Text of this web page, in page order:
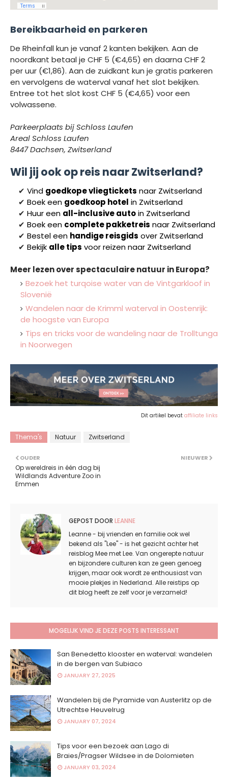
Bereikbaarheid en parkeren
De Rheinfall kun je vanaf 2 kanten bekijken. Aan de
noordkant betaal je CHF 5 (€4,65) en daarna CHF 2
per uur (€1,86). Aan de zuidkant kun je gratis parkeren
en vervolgens de waterval vanaf het slot bekijken.
Entree tot het slot kost CHF 5 (€4,65) voor een
volwassene.
Parkeerplaats bij Schloss Laufen
Areal Schloss Laufen
8447 Dachsen, Zwitserland
Wil jij ook op reis naar Zwitserland?
✔ Vind goedkope vliegtickets naar Zwitserland
✔ Boek een goedkoop hotel in Zwitserland
✔ Huur een all-inclusive autoin Zwitserland
✔ Boek een complete pakketreis naar Zwitserland
✔ Bestel een handige reisgids over Zwitserland
✔ Bekijk alle tips voor reizen naar Zwitserland
Meer lezen over spectaculaire natuur in Europa?
Bezoek het turqoise water van de Vintgarkloof in
Slovenië
Wandelen naar de Krimml waterval in Oostenrijk:
de hoogste van Europa
Tips en tricks voor de wandeling naar de Trolltunga
in Noorwegen
Dit artikel bevat affiliate links
Thema's Natuur Zwitserland
NIEUWER
OUDER
Op wereldreis in één dag bij
Wildlands Adventure Zoo in
Emmen
GEPOST DOOR LEANNE
Leanne - bij vrienden en familie ook wel
bekend als "Lee" - is het gezicht achter het
reisblog Mee met Lee. Van ongerepte natuur
en bijzondere culturen kan ze geen genoeg
krijgen, maar ook wordt ze enthousiast van
mooie plekjes in Nederland. Alle reistips op
dit blog heeft ze zelf voor je verzameld!
MOGELIJK VIND JE DEZE POSTS INTERESSANT
San Benedetto klooster en waterval: wandelen
in de bergen van Subiaco
JANUARY 27, 2025
Wandelen bij de Pyramide van Austerlitz op de
Utrechtse Heuvelrug
JANUARY 07, 2024
Tips voor een bezoek aan Lago di
Braies/Pragser Wildsee in de Dolomieten
JANUARY 03, 2024